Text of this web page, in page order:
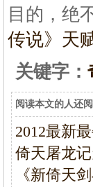
目的，绝
传说》天
关键字：
阅读本文的人还
2012最新
倚天屠龙
《新倚天